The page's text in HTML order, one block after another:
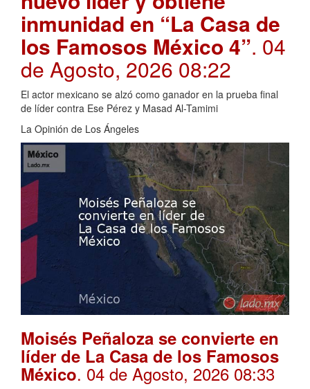
inmunidad en “La Casa de
los Famosos México 4”. 04
de Agosto, 2026 08:22
El actor mexicano se alzó como ganador en la prueba final
de líder contra Ese Pérez y Masad Al-Tamimi
La Opinión de Los Ángeles
Moisés Peñaloza se convierte en
líder de La Casa de los Famosos
México. 04 de Agosto, 2026 08:33